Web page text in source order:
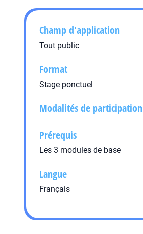
Champ d'application
Tout public
Format
Stage ponctuel
Modalités de participation
Prérequis
Les 3 modules de base
Langue
Français